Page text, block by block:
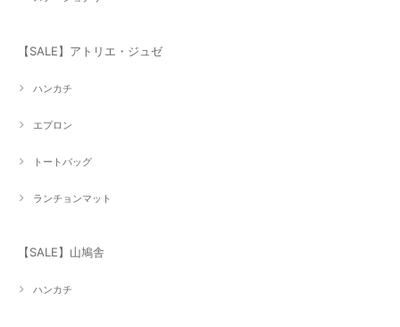
【SALE】アトリエ・ジュゼ
ハンカチ
エプロン
トートバッグ
ランチョンマット
【SALE】山鳩舎
ハンカチ